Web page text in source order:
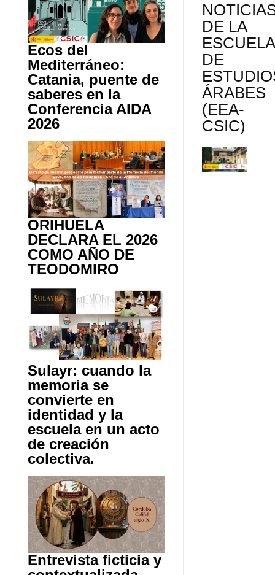
Ecos del
Mediterráneo:
Catania, puente de
saberes en la
Conferencia AIDA
2026
ORIHUELA
DECLARA EL 2026
COMO AÑO DE
TEODOMIRO
Sulayr: cuando la
memoria se
convierte en
identidad y la
escuela en un acto
de creación
colectiva.
Entrevista ficticia y
DE LA
ESCUELA
DE
ÁRABES
(EEA-
CSIC)